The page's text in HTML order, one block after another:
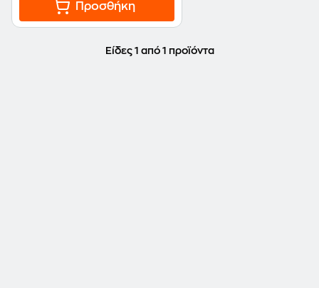
Προσθήκη
Είδες 1 από 1 προϊόντα